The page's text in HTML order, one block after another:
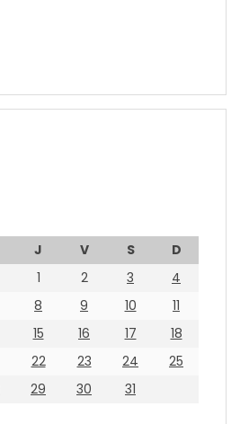
J V S
D
1
2 3
4
8 9 10
11
15 16 17
18
22 23 24
25
29 30
31